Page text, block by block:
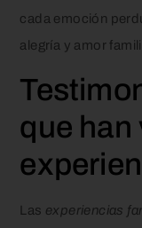
cada emoción
alegría y amor
que han
Las experiencias